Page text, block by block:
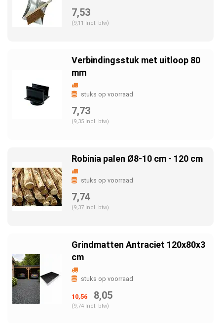
7,53
(9,11 Incl. btw)
Verbindingsstuk met uitloop 80
mm
stuks op voorraad
7,73
(9,35 Incl. btw)
Robinia palen Ø8-10 cm - 120 cm
stuks op voorraad
7,74
(9,37 Incl. btw)
Grindmatten Antraciet 120x80x3
cm
stuks op voorraad
10,56 8,05
(9,74 Incl. btw)